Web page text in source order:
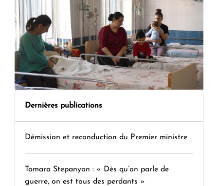
Dernières publications
Démission et reconduction du Premier ministre
Tamara Stepanyan : « Dès qu’on parle de
guerre, on est tous des perdants »